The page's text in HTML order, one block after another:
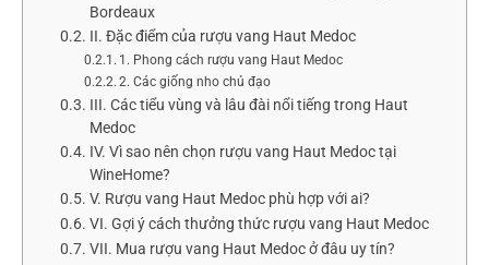
Bordeaux
II. Đặc điểm của rượu vang Haut Medoc
1. Phong cách rượu vang Haut Medoc
2. Các giống nho chủ đạo
III. Các tiểu vùng và lâu đài nổi tiếng trong Haut
Medoc
IV. Vì sao nên chọn rượu vang Haut Medoc tại
WineHome?
V. Rượu vang Haut Medoc phù hợp với ai?
VI. Gợi ý cách thưởng thức rượu vang Haut Medoc
VII. Mua rượu vang Haut Medoc ở đâu uy tín?